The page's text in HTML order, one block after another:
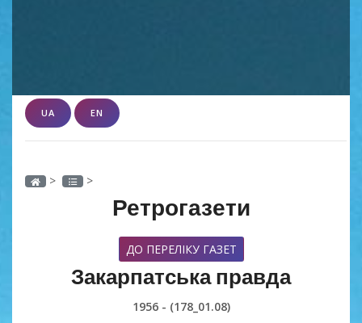
UA EN
> >
Ретрогазети
ДО ПЕРЕЛІКУ ГАЗЕТ
Закарпатська правда
1956 - (178_01.08)